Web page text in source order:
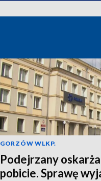
GORZÓW WLKP.
Podejrzany
pobicie. Sprawę